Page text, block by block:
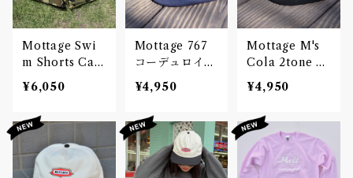
Mottage Swi
m Shorts Cam
o
¥6,050
Mottage 767
コーデュロイメ
ッシュキャップ
刺繍
¥4,950
Mottage M's
Cola 2tone キ
ャップ 刺繍
¥4,950